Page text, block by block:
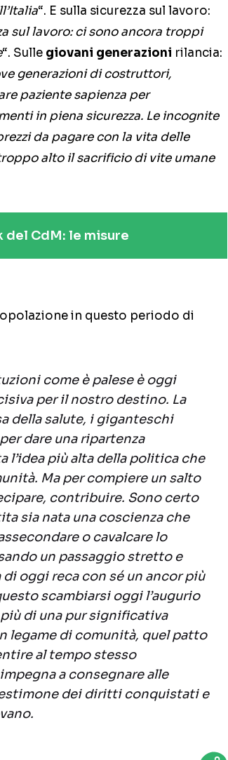
“. E sulla sicurezza sul lavoro:
sul lavoro: ci sono ancora troppi
“. Sulle giovani generazioni rilancia:
generazioni di costruttori,
paziente sapienza per
in piena sicurezza. Le incognite
da pagare con la vita delle
alto il sacrificio di vite umane
del CdM: le misure
in questo periodo di
come è palese è oggi
per il nostro destino. La
della salute, i giganteschi
dare una ripartenza
l’idea più alta della politica che
Ma per compiere un salto
contribuire. Sono certo
sia nata una coscienza che
o cavalcare lo
un passaggio stretto e
oggi reca con sé un ancor più
scambiarsi oggi l’augurio
di una pur significativa
legame di comunità, quel patto
al tempo stesso
a consegnare alle
dei diritti conquistati e